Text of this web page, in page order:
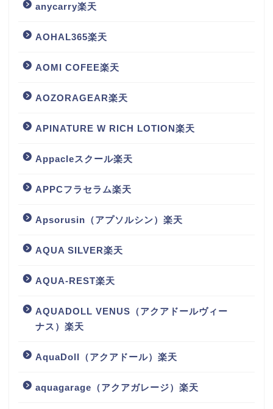
anycarry楽天
AOHAL365楽天
AOMI COFEE楽天
AOZORAGEAR楽天
APINATURE W RICH LOTION楽天
Appacleスクール楽天
APPCフラセラム楽天
Apsorusin（アプソルシン）楽天
AQUA SILVER楽天
AQUA-REST楽天
AQUADOLL VENUS（アクアドールヴィー
ナス）楽天
AquaDoll（アクアドール）楽天
aquagarage（アクアガレージ）楽天